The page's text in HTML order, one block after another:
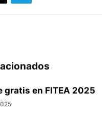
gratis en FITEA 2025